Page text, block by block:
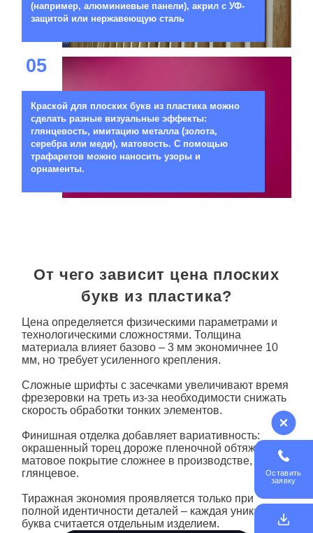
(например, алюминиевые панели), акрил с УФ-
защитой или нержавеющую сталь
05
Краской для плоских букв из пластика можно
сделать разные визуальные эффекты:
глянцевость, имитацию металла (золота,
серебра или меди), матовость. С помощью
трафаретов можно наносить узоры и
орнаменты.
От чего зависит цена плоских
букв из пластика?
Цена определяется физическими параметрами и
технологическими сложностями. Толщина
материала влияет базово – 3 мм экономичнее 10
мм, но требует усиленного крепления.
Сложные шрифты с засечками увеличивают время
фрезеровки на треть из-за необходимости снижать
скорость обработки тонких элементов.
Финишная отделка добавляет вариативность:
окрашенный торец дороже пленочной обтяжки, а
матовое покрытие сложнее в производстве, чем
глянцевое.
Тиражная экономия проявляется только при
полной идентичности деталей – каждая уникальная
буква считается отдельным изделием.
Оставить
заявку